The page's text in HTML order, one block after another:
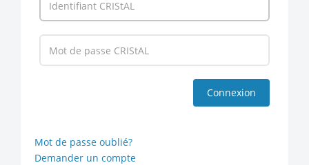
Mot de passe oublié?
Demander un compte